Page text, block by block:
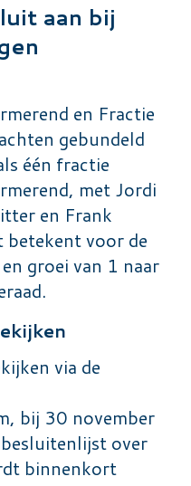
aan bij
en Fractie
gebundeld
één fractie
met Jordi
en Frank
betekent voor de
groei van 1 naar
via de
bij 30 november
over
binnenkort